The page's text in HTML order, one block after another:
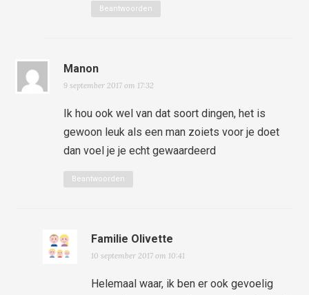
Beantwoorden
Manon
9 september 2017 om 17:32
Ik hou ook wel van dat soort dingen, het is
gewoon leuk als een man zoiets voor je doet
dan voel je je echt gewaardeerd
Beantwoorden
Familie Olivette
10 september 2017 om 10:41
Helemaal waar, ik ben er ook gevoelig